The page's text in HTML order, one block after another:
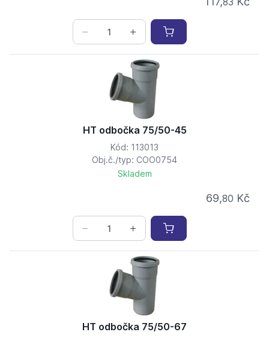
HT odbočka 75/50-45
Kód: 113013
Obj.č./typ: COO0754
Skladem
69,80 Kč
HT odbočka 75/50-67